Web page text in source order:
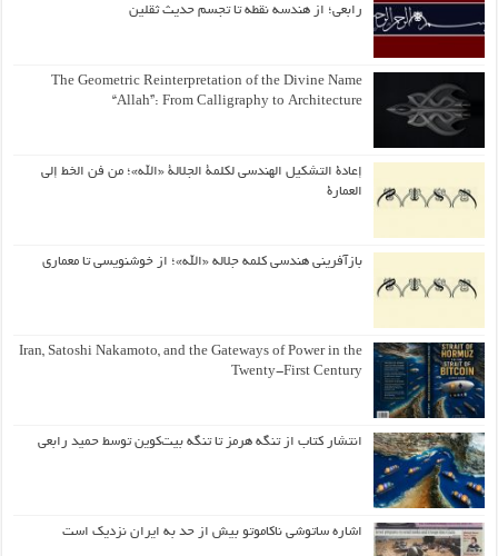
رابعی؛ از هندسه نقطه تا تجسم حدیث ثقلین
The Geometric Reinterpretation of the Divine Name
“Allah”: From Calligraphy to Architecture
إعادة التشكيل الهندسي لكلمة الجلالة «الله»؛ من فن الخط إلى
العمارة
بازآفرینی هندسی کلمه جلاله «الله»؛ از خوشنویسی تا معماری
Iran, Satoshi Nakamoto, and the Gateways of Power in the
Twenty-First Century
انتشار کتاب از تنگه هرمز تا تنگه بیت‌کوین توسط حمید رابعی
اشاره ساتوشی ناکاموتو بیش از حد به ایران نزدیک است